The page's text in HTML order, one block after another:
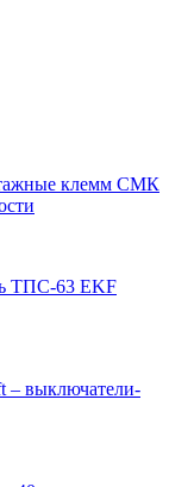
клемм СМК
ТПС-63 EKF
– выключатели-